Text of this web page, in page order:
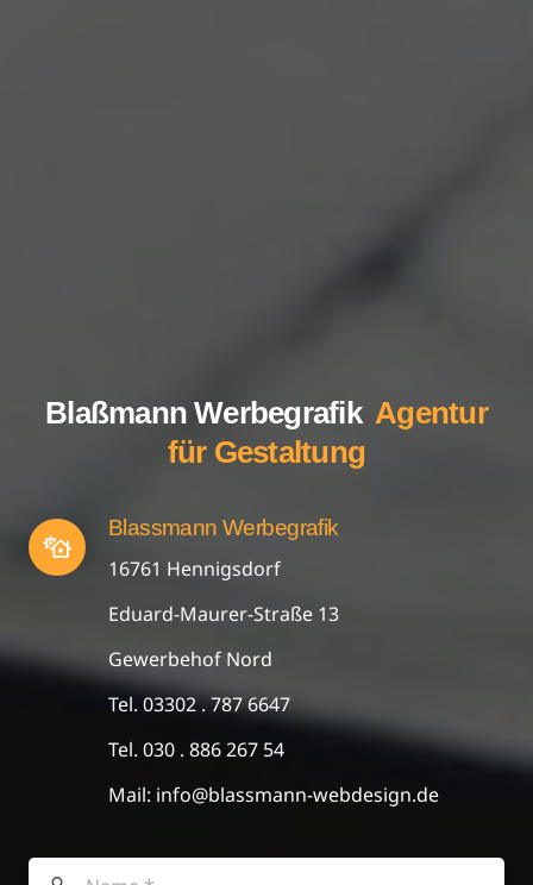
Blaßmann Werbegrafik Agentur
für Gestaltung
Blassmann Werbegrafik
16761 Hennigsdorf
Eduard-Maurer-Straße 13
Gewerbehof Nord
Tel. 03302 . 787 6647
Tel. 030 . 886 267 54
Mail: info@blassmann-webdesign.de